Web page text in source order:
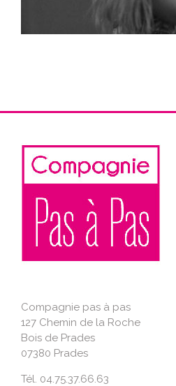
Compagnie pas à pas
127 Chemin de la Roche
Bois de Prades
07380 Prades
Tél. 04.75.37.66.63